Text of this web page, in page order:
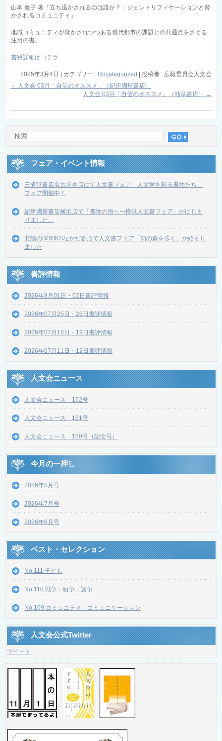
山本 薫子 著『立ち退かされるのは誰か？：ジェントリフィケーションと脅
かされるコミュニティ』
地域コミュニティが脅かされつつある現代都市の課題との共通点をさぐる
注目の書。
書籍詳細はコチラ
2025年3月4日 | カテゴリー : Uncategorized | 投稿者 : 広報委員会人文会
← 人文会 03月「自信のオススメ」（紀伊國屋書店）
人文会 03月「自信のオススメ」（勁草書房）
→
フェア・イベント情報
三省堂書店名古屋本店にて人文書フェア「人文学を彩る書物たち」
フェア開催中！
紀伊國屋書店横浜店で「書物の海へー横浜人文書フェア」がはじま
りました。
北陸のBOOKSなかだ各店で人文書フェア「知の森を歩く」が始まり
ました
書評情報
2026年8月01日・02日書評情報
2026年07月25日・26日書評情報
2026年07月18日・19日書評情報
2026年07月11日・12日書評情報
人文会ニュース
人文会ニュース 152号
人文会ニュース 151号
人文会ニュース 150号（記念号）
今月の一押し
2026年8月号
2026年7月号
2026年6月号
ベスト・セレクション
No.111 子ども
No.110 戦争・紛争・論争
No.109 コミュニティ、コミュニケーション
人文会公式Twitter
ツイート